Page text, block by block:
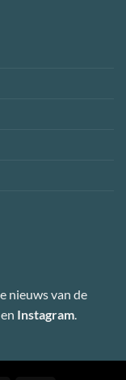
nieuws van de
en Instagram.